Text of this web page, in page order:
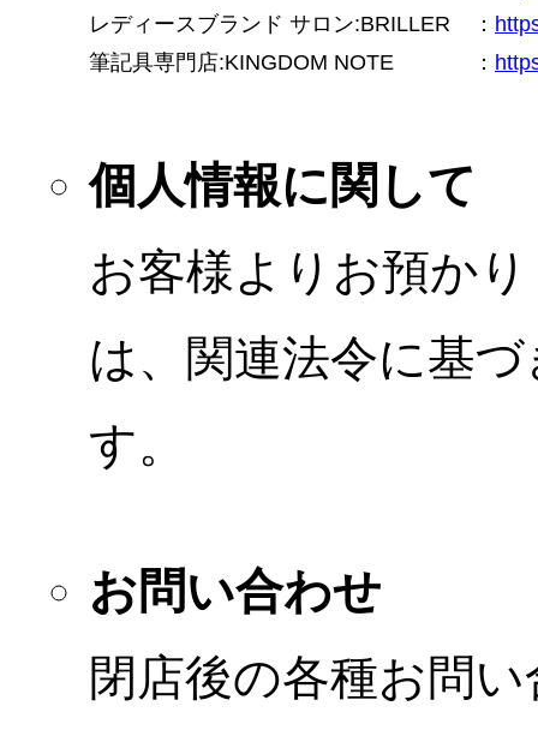
レディースブランド サロン:BRILLER
：
筆記具専門店:KINGDOM NOTE
：
個人情報に関して
お客様よりお預か
は、関連法令に基
す。
お問い合わせ
閉店後の各種お問